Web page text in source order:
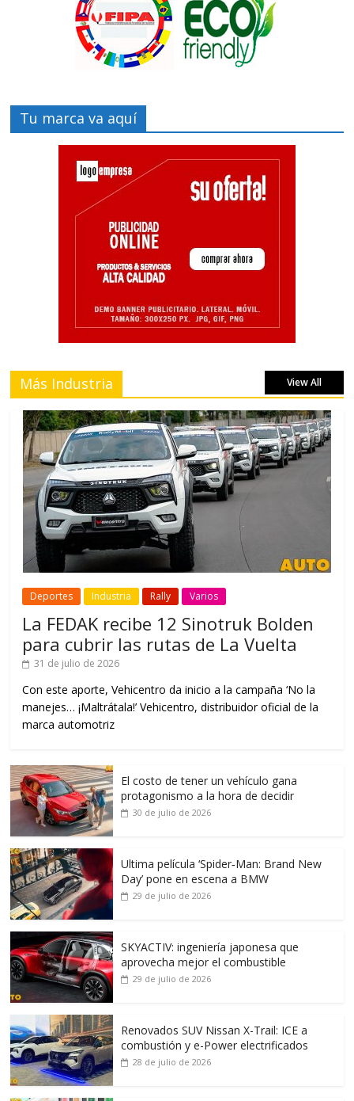
Tu marca va aquí
Más Industria View All
Deportes Industria Rally Varios
La FEDAK recibe 12 Sinotruk Bolden
para cubrir las rutas de La Vuelta
31 de julio de 2026
Con este aporte, Vehicentro da inicio a la campaña ‘No la
manejes… ¡Maltrátala!’ Vehicentro, distribuidor oficial de la
marca automotriz
El costo de tener un vehículo gana
protagonismo a la hora de decidir
30 de julio de 2026
Ultima película ‘Spider‑Man: Brand New
Day’ pone en escena a BMW
29 de julio de 2026
SKYACTIV: ingeniería japonesa que
aprovecha mejor el combustible
29 de julio de 2026
Renovados SUV Nissan X-Trail: ICE a
combustión y e-Power electrificados
28 de julio de 2026